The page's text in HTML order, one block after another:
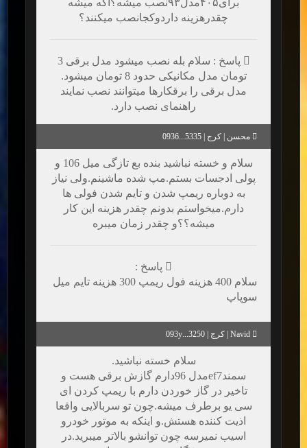
برای۴۰۵مدل۹۳نصب میشه؟اگه میشه
چقدرهزینه داردوکجانصب میکنند؟
پاسخ : سلام بله نصب میشود مدل برقی 3
تومان مدل مکانیکی حدود 8 تومان میشود.
مدل برقی را برقکارها میتوانند نصب نمایند
راهنمای نصب دارد.
محسن | کرج | 5335...0936
سلام و خسته نباشید بنده بع تازگی میل 106 و
پولی ادجسات بستم.مپ شده ماشینم.ولی نیاز
به دوباره ریمپ شدن و تایم شدن فولی ها
دارم.میخواستم بدونم چقدر هزینه این کار
میشه؟؟و چقدر زمان میبره
پاسخ :
سلام 400 هزینه فول ریمپ 300 هزینه تایم میل
سوپاپ
سلام خسته نباشید.
سمندef7مدل 96دارم گازش برقی هست و
تاخیر در گاز خوردن دارم با ریمپ کردن ای
سی یو برطرف میشه.چون تو سربالایی واقعا
اذیت کننده هستش.و اینکه به موتور خودرو
اسیب نمیرسه چون توانشو بالاتر میبرید.در